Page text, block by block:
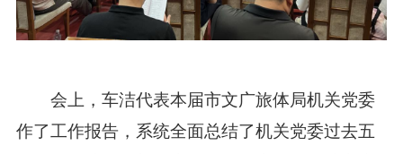
会上，车洁代表本届市文广旅体局机关党委
作了工作报告，系统全面总结了机关党委过去五